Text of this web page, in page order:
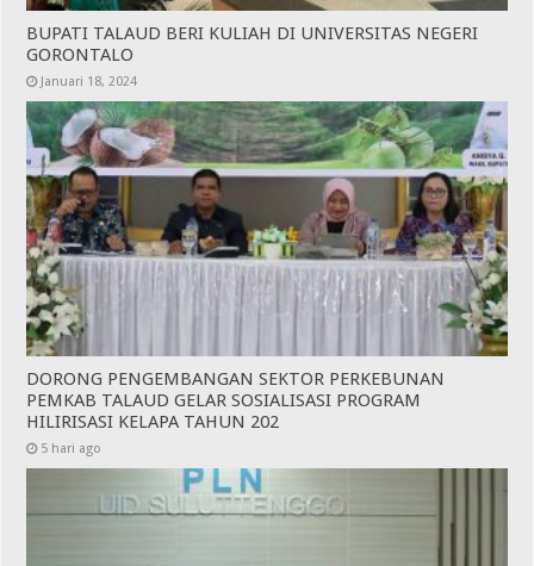
BUPATI TALAUD BERI KULIAH DI UNIVERSITAS NEGERI
GORONTALO
Januari 18, 2024
DORONG PENGEMBANGAN SEKTOR PERKEBUNAN
PEMKAB TALAUD GELAR SOSIALISASI PROGRAM
HILIRISASI KELAPA TAHUN 202
5 hari ago